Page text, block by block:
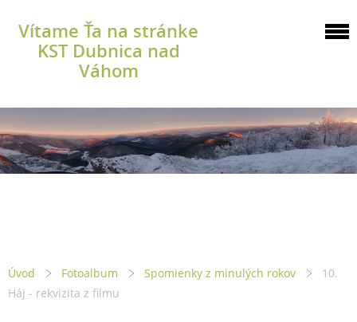
Vítame Ťa na stránke
KST Dubnica nad
Váhom
Úvod Fotoalbum Spomienky z minulých rokov
10.
Háj - rekvizita z filmu